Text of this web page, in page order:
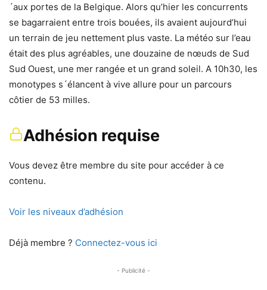
´aux portes de la Belgique. Alors qu’hier les concurrents
se bagarraient entre trois bouées, ils avaient aujourd’hui
un terrain de jeu nettement plus vaste. La météo sur l’eau
était des plus agréables, une douzaine de nœuds de Sud
Sud Ouest, une mer rangée et un grand soleil. A 10h30, les
monotypes s´élancent à vive allure pour un parcours
côtier de 53 milles.
Adhésion requise
Vous devez être membre du site pour accéder à ce
contenu.
Voir les niveaux d’adhésion
Déjà membre ? Connectez-vous ici
- Publicité -